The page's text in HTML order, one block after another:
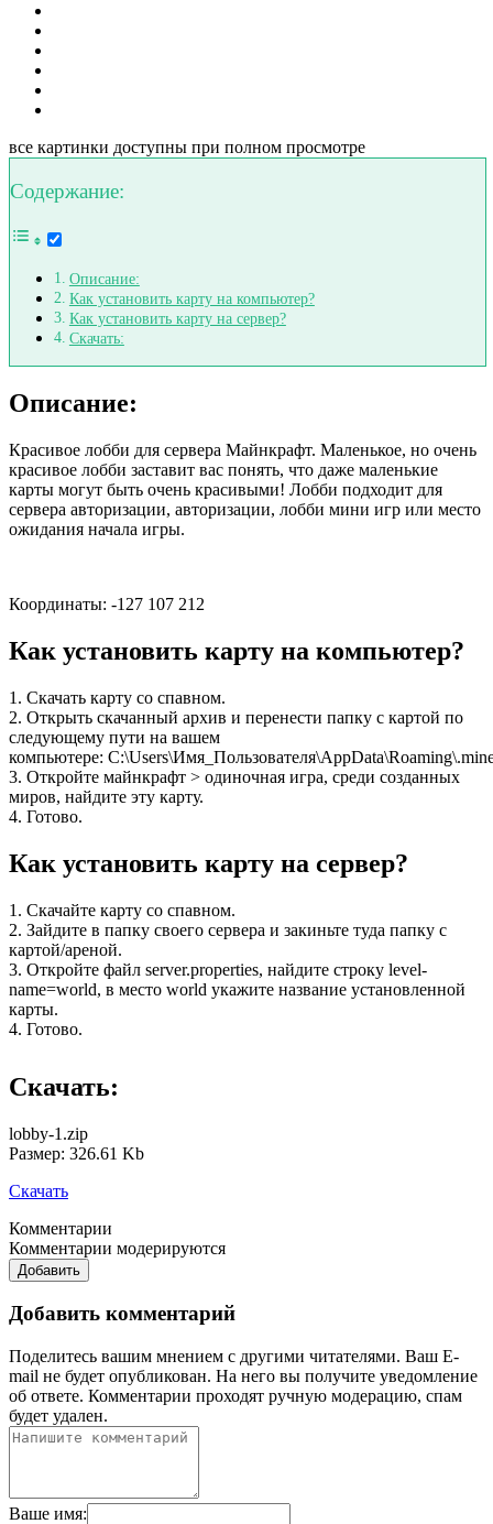
все картинки доступны при полном просмотре
Содержание:
Описание:
Как установить карту на компьютер?
Как установить карту на сервер?
Скачать:
Описание:
Красивое лобби для сервера Майнкрафт. Маленькое, но очень
красивое лобби заставит вас понять, что даже маленькие
карты могут быть очень красивыми! Лобби подходит для
сервера авторизации, авторизации, лобби мини игр или место
ожидания начала игры.
Координаты: -127 107 212
Как установить карту на компьютер?
1. Скачать карту со спавном.
2. Открыть скачанный архив и перенести папку с картой по
следующему пути на вашем
компьютере:
3. Откройте майнкрафт > одиночная игра, среди созданных
миров, найдите эту карту.
4. Готово.
Как установить карту на сервер?
1. Скачайте карту со спавном.
2. Зайдите в папку своего сервера и закиньте туда папку с
картой/ареной.
3. Откройте файл server.properties, найдите строку level-
name=world, в место world укажите название установленной
карты.
4. Готово.
Скачать:
lobby-1.zip
Размер: 326.61 Kb
Скачать
Комментарии
Комментарии модерируются
Добавить
Добавить комментарий
Поделитесь вашим мнением с другими читателями. Ваш E-
mail не будет опубликован. На него вы получите уведомление
об ответе. Комментарии проходят ручную модерацию, спам
будет удален.
Ваше имя: